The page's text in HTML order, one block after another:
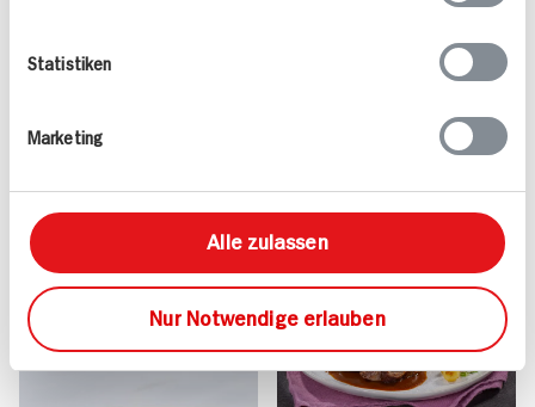
Statistiken
Marketing
Alle zulassen
Nur Notwendige erlauben
Kräuterkruste
338 kcal p. Portion
Schweinskarree Für 4
635 kcal p. Portion
Leicht